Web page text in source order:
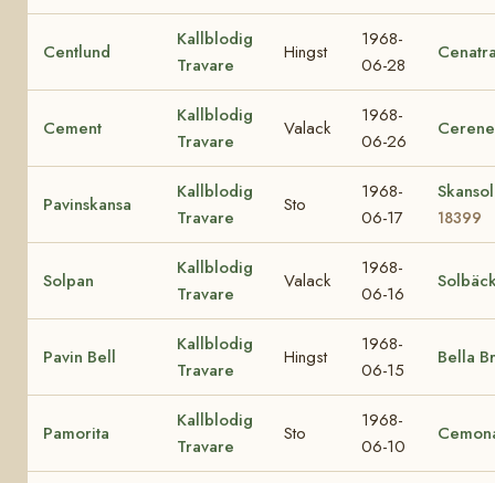
Centlund
Kallblodig
Travare
Hingst
1968-
06-28
Cement
Kallblodig
Travare
Valack
1968-
06-26
Cerene
Pavinskansa
Kallblodig
Travare
Sto
1968-
06-17
18399
Solpan
Kallblodig
Travare
Valack
1968-
06-16
Pavin Bell
Kallblodig
Travare
Hingst
1968-
06-15
Bella
Pamorita
Kallblodig
Travare
Sto
1968-
06-10